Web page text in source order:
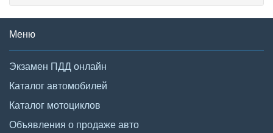
Меню
Экзамен ПДД онлайн
Каталог автомобилей
Каталог мотоциклов
Объявления о продаже авто